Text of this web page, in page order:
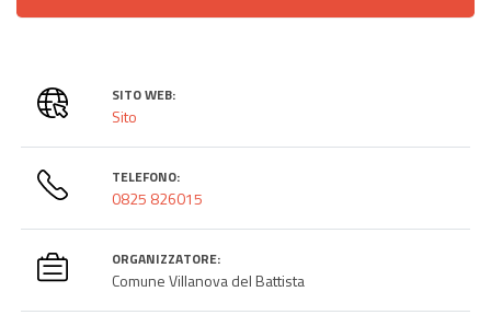
SITO WEB:
Sito
TELEFONO:
0825 826015
ORGANIZZATORE:
Comune Villanova del Battista